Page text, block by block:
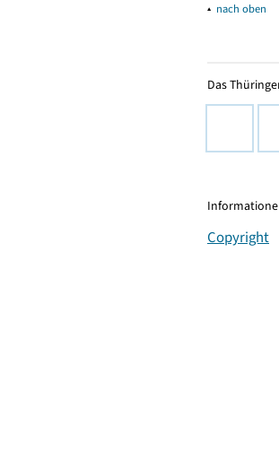
▴ nach oben
Das
Copyright